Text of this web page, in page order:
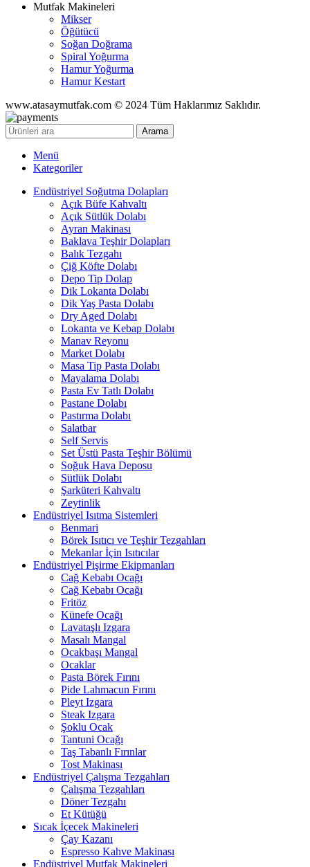
Mutfak Makineleri
Mikser
Öğütücü
Soğan Doğrama
Spiral Yoğurma
Hamur Yoğurma
Hamur Kestart
www.atasaymutfak.com © 2024 Tüm Haklarımız Saklıdır.
Arama
Menü
Kategoriler
Endüstriyel Soğutma Dolapları
Açık Büfe Kahvaltı
Açık Sütlük Dolabı
Ayran Makinası
Baklava Teşhir Dolapları
Balık Tezgahı
Çiğ Köfte Dolabı
Depo Tip Dolap
Dik Lokanta Dolabı
Dik Yaş Pasta Dolabı
Dry Aged Dolabı
Lokanta ve Kebap Dolabı
Manav Reyonu
Market Dolabı
Masa Tip Pasta Dolabı
Mayalama Dolabı
Pasta Ev Tatlı Dolabı
Pastane Dolabı
Pastırma Dolabı
Salatbar
Self Servis
Set Üstü Pasta Teşhir Bölümü
Soğuk Hava Deposu
Sütlük Dolabı
Şarküteri Kahvaltı
Zeytinlik
Endüstriyel Isıtma Sistemleri
Benmari
Börek Isıtıcı ve Teşhir Tezgahları
Mekanlar İçin Isıtıcılar
Endüstriyel Pişirme Ekipmanları
Cağ Kebabı Ocağı
Cağ Kebabı Ocağı
Fritöz
Künefe Ocağı
Lavataşlı Izgara
Masalı Mangal
Ocakbaşı Mangal
Ocaklar
Pasta Börek Fırını
Pide Lahmacun Fırını
Pleyt Izgara
Steak Izgara
Şoklu Ocak
Tantuni Ocağı
Taş Tabanlı Fırınlar
Tost Makinası
Endüstriyel Çalışma Tezgahları
Çalışma Tezgahları
Döner Tezgahı
Et Kütüğü
Sıcak İçecek Makineleri
Çay Kazanı
Espresso Kahve Makinası
Endüstriyel Mutfak Makineleri